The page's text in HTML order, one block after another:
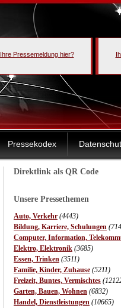
Ihre Pressemeldung hier?
Pressekodex
Direktlink als QR Code
Unsere Pressethemen
Auto, Verkehr (4443)
Bildung, Karriere, Schulungen
Computer, Information,
Elektro, Elektronik (3685)
Essen, Trinken (3511)
Familie, Kinder, Zuhause (5211)
Freizeit, Buntes, Vermischtes
Garten, Bauen, Wohnen (6832)
Handel, Dienstleistungen (10665)